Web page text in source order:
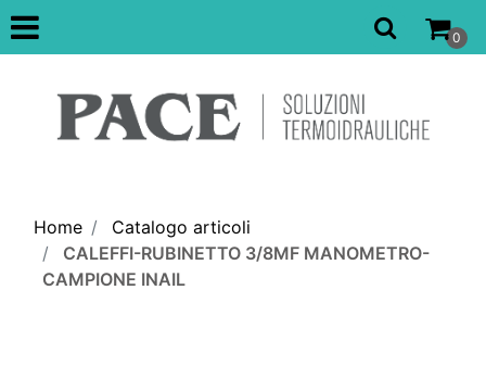
Open
0
Home
Catalogo articoli
CALEFFI-RUBINETTO 3/8MF MANOMETRO-
CAMPIONE INAIL